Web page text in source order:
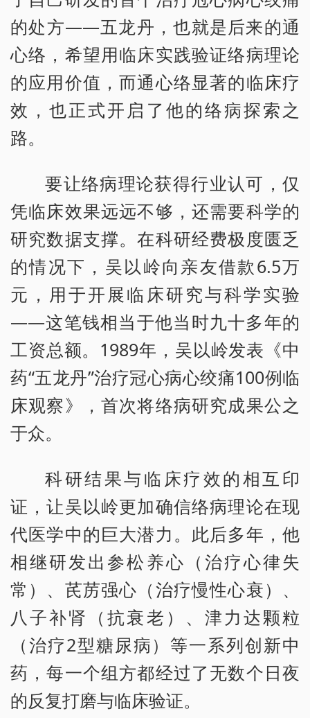
的处方——五龙丹，也就是后来的通
心络，希望用临床实践验证络病理论
的应用价值，而通心络显著的临床疗
效，也正式开启了他的络病探索之
路。
要让络病理论获得行业认可，仅
凭临床效果远远不够，还需要科学的
研究数据支撑。在科研经费极度匮乏
的情况下，吴以岭向亲友借款6.5万
元，用于开展临床研究与科学实验
——这笔钱相当于他当时九十多年的
工资总额。1989年，吴以岭发表《中
药“五龙丹”治疗冠心病心绞痛100例临
床观察》，首次将络病研究成果公之
于众。
科研结果与临床疗效的相互印
证，让吴以岭更加确信络病理论在现
代医学中的巨大潜力。此后多年，他
相继研发出参松养心（治疗心律失
常）、芪苈强心（治疗慢性心衰）、
八子补肾（抗衰老）、津力达颗粒
（治疗2型糖尿病）等一系列创新中
药，每一个组方都经过了无数个日夜
的反复打磨与临床验证。